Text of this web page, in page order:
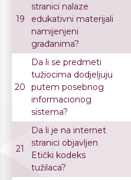
19
stranici nalaze
edukativni materijali
namijenjeni
građanima?
20
Da li se predmeti
tužiocima dodjeljuju
putem posebnog
informacionog
sistema?
21
Da li je na internet
stranici objavljen
Etički kodeks
tužilaca?